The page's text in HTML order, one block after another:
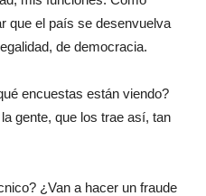
que el país se desenvuelva
de democracia.
encuestas están viendo?
gente, que los trae así, tan
¿Van a hacer un fraude